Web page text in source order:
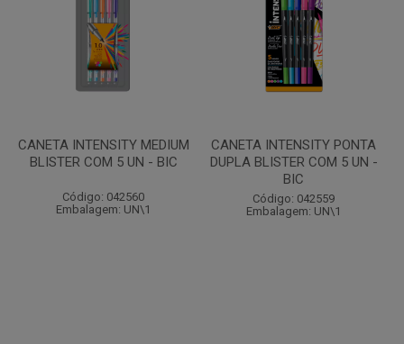
CANETA INTENSITY MEDIUM
BLISTER COM 5 UN - BIC
Código: 042560
Embalagem: UN\1
CANETA INTENSITY PONTA
DUPLA BLISTER COM 5 UN -
BIC
Código: 042559
Embalagem: UN\1